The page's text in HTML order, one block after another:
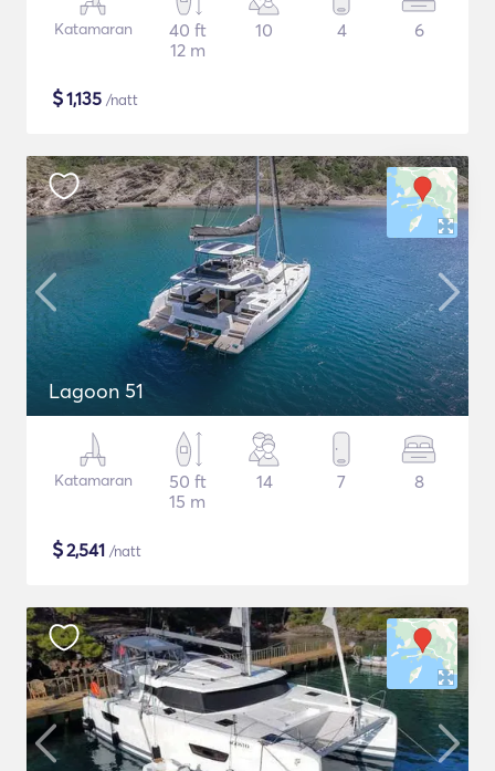
Katamaran
40 ft
12 m
10 4 6
$1,135 /natt
Lagoon 51
Katamaran
50 ft
15 m
14 7 8
$2,541 /natt